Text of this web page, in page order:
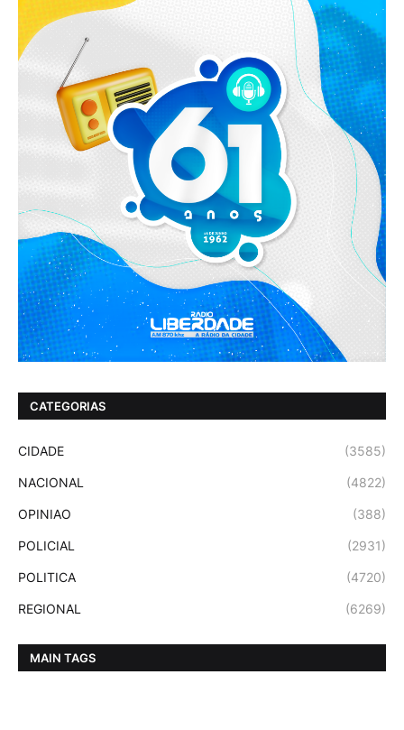
CATEGORIAS
CIDADE (3585)
NACIONAL (4822)
OPINIAO (388)
POLICIAL (2931)
POLITICA (4720)
REGIONAL (6269)
MAIN TAGS